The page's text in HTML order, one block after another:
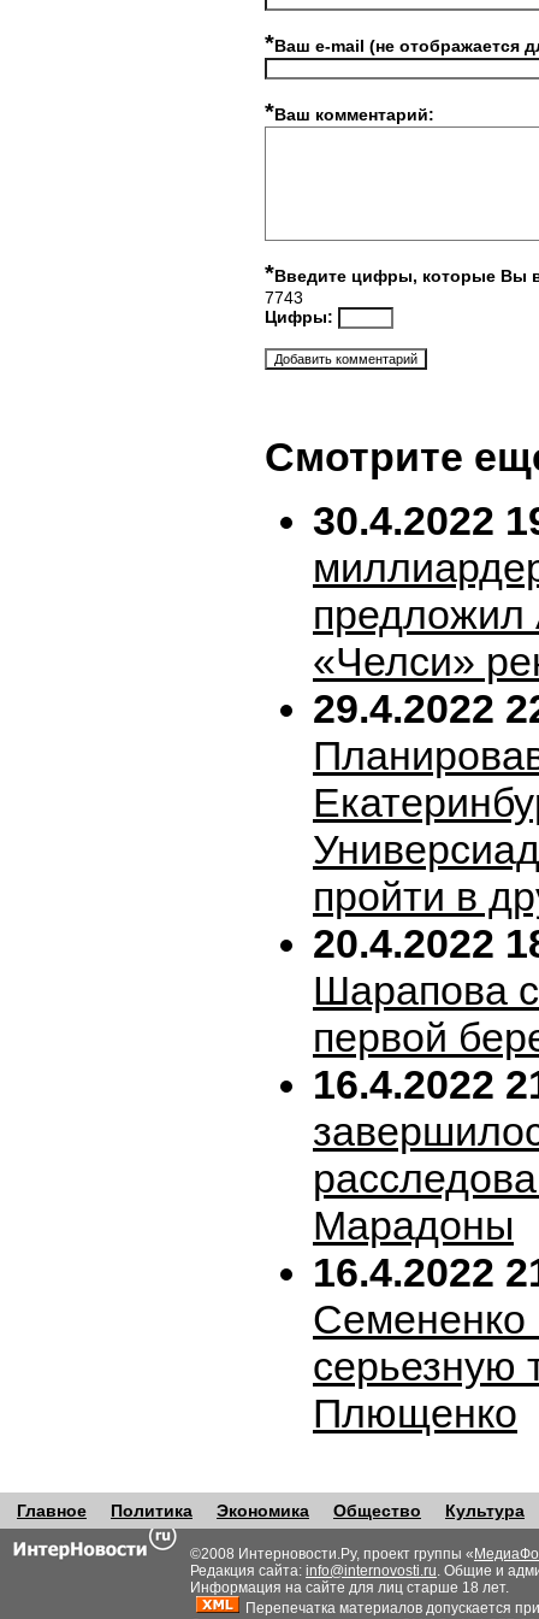
*Ваш e-mail (не отображается
*Ваш комментарий:
*Введите цифры, которые Вы
7743
Цифры:
Смотрите
30.4.2022
предложил
«Челси»
29.4.2022
пройти в
20.4.2022
Шарапова
первой
16.4.2022
Марадоны
16.4.2022
Семененко
серьезную
Плющенко
Главное Политика Экономика Общество Культура
©2008 Интерновости.Ру, проект группы «
Редакция сайта: info@internovosti.ru. Общие и
Информация на сайте для лиц старше 18 лет.
Перепечатка материалов допускается